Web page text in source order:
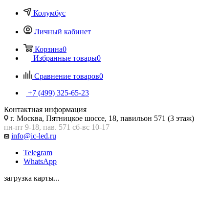
Колумбус
Личный кабинет
Корзина0
Избранные товары0
Сравнение товаров0
+7 (499) 325-65-23
Контактная информация
г. Москва, Пятницкое шоссе, 18, павильон 571 (3 этаж)
пн-пт 9-18, пав. 571 сб-вс 10-17
info@ic-led.ru
Telegram
WhatsApp
загрузка карты...